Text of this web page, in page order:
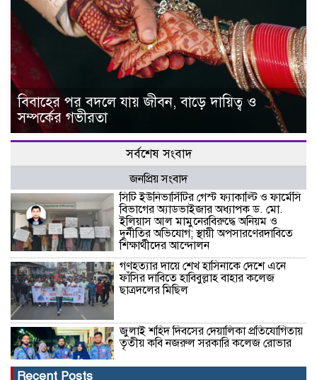
বিবাহের পর বদলে যায় জীবন, বাড়ে দায়িত্ব ও
সম্পর্কের গভীরতা
সর্বশেষ সংবাদ
জনপ্রিয় সংবাদ
সিটি ইউনিভার্সিটির গেস্ট ফ্যাকাল্টি ও ফার্মেসি
বিভাগের অ্যাডভাইজার অধ্যাপক ড. মো.
ইলিয়াস আল মামুনেরবিরুদ্ধে অনিয়ম ও
দুর্নীতির অভিযোগ; স্থায়ী অপসারণেরদাবিতে
শিক্ষার্থীদের আন্দোলন
গণহত্যার দায়ে শেখ হাসিনাকে দেশে এনে
ফাঁসির দাবিতে হাবিবুল্লাহ বাহার কলেজ
ছাত্রদলের মিছিল
জুলাই শহিদ দিবসের দেয়ালিকা প্রতিযোগিতায়
তৃতীয় কবি নজরুল সরকারি কলেজ রোভার
Recent Posts